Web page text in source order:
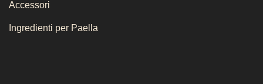
Accessori
Ingredienti per Paella